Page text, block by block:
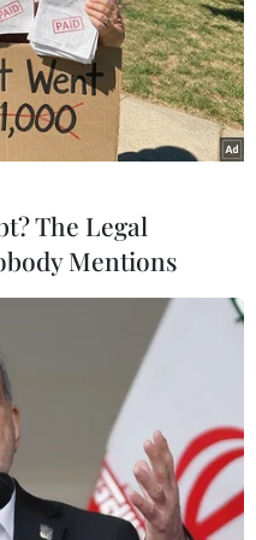
bay cao trên những khán
Vietnam+)
The Legal
Mentions